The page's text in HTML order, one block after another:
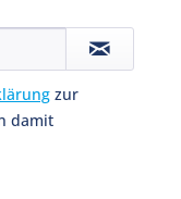
zur
damit